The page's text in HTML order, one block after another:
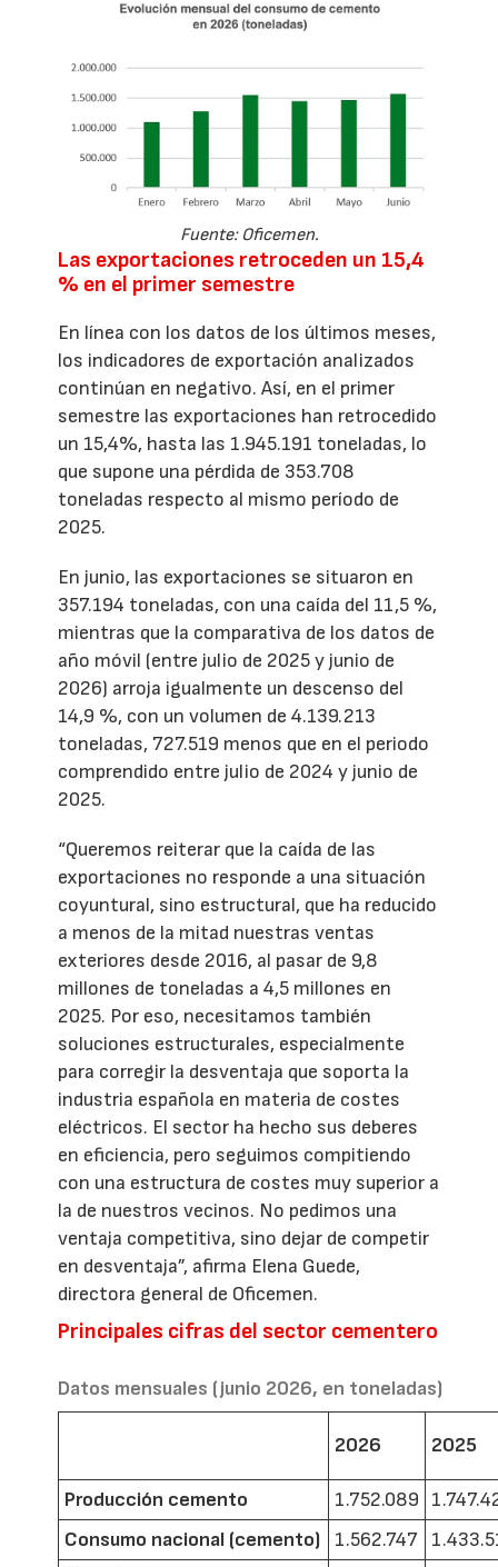
Fuente: Oficemen.
Las exportaciones retroceden un 15,4
% en el primer semestre
En línea con los datos de los últimos meses,
los indicadores de exportación analizados
continúan en negativo. Así, en el primer
semestre las exportaciones han retrocedido
un 15,4%, hasta las 1.945.191 toneladas, lo
que supone una pérdida de 353.708
toneladas respecto al mismo período de
2025.
En junio, las exportaciones se situaron en
357.194 toneladas, con una caída del 11,5 %,
mientras que la comparativa de los datos de
año móvil (entre julio de 2025 y junio de
2026) arroja igualmente un descenso del
14,9 %, con un volumen de 4.139.213
toneladas, 727.519 menos que en el periodo
comprendido entre julio de 2024 y junio de
2025.
“Queremos reiterar que la caída de las
exportaciones no responde a una situación
coyuntural, sino estructural, que ha reducido
a menos de la mitad nuestras ventas
exteriores desde 2016, al pasar de 9,8
millones de toneladas a 4,5 millones en
2025. Por eso, necesitamos también
soluciones estructurales, especialmente
para corregir la desventaja que soporta la
industria española en materia de costes
eléctricos. El sector ha hecho sus deberes
en eficiencia, pero seguimos compitiendo
con una estructura de costes muy superior a
la de nuestros vecinos. No pedimos una
ventaja competitiva, sino dejar de competir
en desventaja”, afirma Elena Guede,
directora general de Oficemen.
Principales cifras del sector cementero
Datos mensuales (junio 2026, en toneladas)
2026 2025
Producción cemento 1.752.089
Consumo nacional (cemento)
1.562.747